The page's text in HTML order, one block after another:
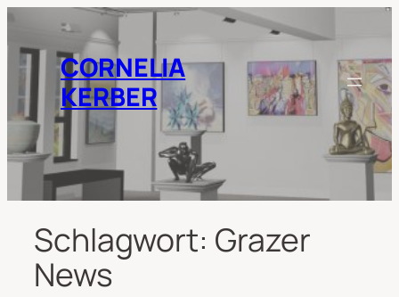
springenCORNELIA
KERBER
Schlagwort: Grazer
News